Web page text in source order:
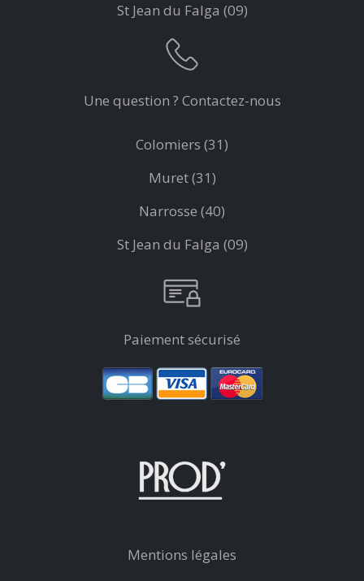
St Jean du Falga (09)
Une question ? Contactez-nous
Colomiers (31)
Muret (31)
Narrosse (40)
St Jean du Falga (09)
Paiement sécurisé
Mentions légales